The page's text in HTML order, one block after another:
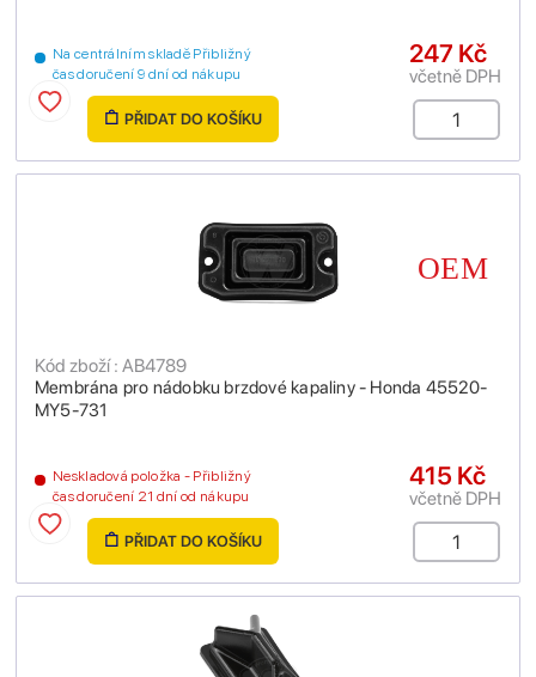
Na centrálním skladě Přibližný
čas doručení 9 dní od nákupu
247 Kč
včetně DPH
PŘIDAT DO KOŠÍKU
Membrána pro nádobku brzdové kapaliny - Honda 45520-
MY5-731
Kód zboží : AB4789
Neskladová položka - Přibližný
čas doručení 21 dní od nákupu
415 Kč
včetně DPH
PŘIDAT DO KOŠÍKU